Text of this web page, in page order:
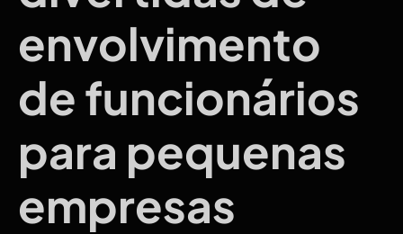
envolvimento
de funcionários
para pequenas
empresas